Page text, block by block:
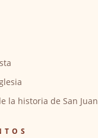
la historia de San Juan